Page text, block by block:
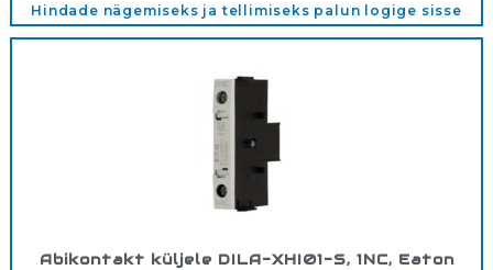
Hindade nägemiseks ja tellimiseks palun logige sisse
Abikontakt küljele DILA-XHI01-S, 1NC, Eaton